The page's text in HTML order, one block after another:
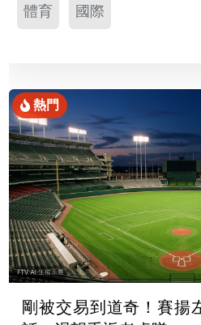
體育 國際
熱門
剛被交易到道奇！賽揚